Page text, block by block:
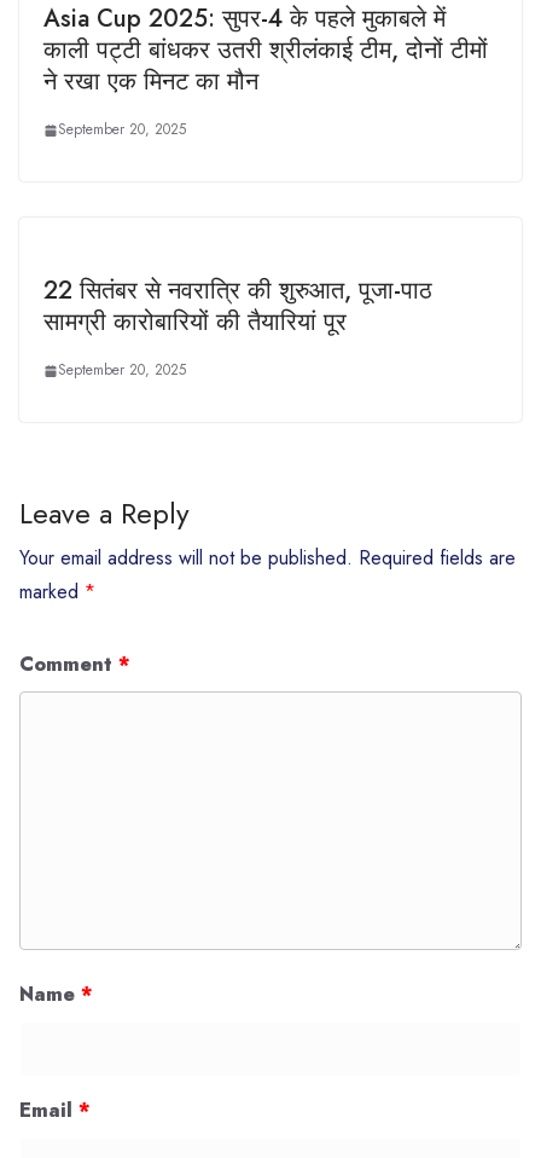
Asia Cup 2025: सुपर-4 के पहले मुकाबले में
काली पट्टी बांधकर उतरी श्रीलंकाई टीम, दोनों टीमों
ने रखा एक मिनट का मौन
September 20, 2025
22 सितंबर से नवरात्रि की शुरुआत, पूजा-पाठ
सामग्री कारोबारियों की तैयारियां पूर
September 20, 2025
Leave a Reply
Your email address will not be published. Required fields are
marked *
Comment *
Name *
Email *